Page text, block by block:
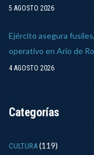
5 AGOSTO 2026
Ejército asegura
operativo en Ario de
4 AGOSTO 2026
Categorías
CULTURA (119)